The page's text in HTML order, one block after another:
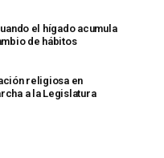
el hígado acumula
de hábitos
religiosa en
a la Legislatura